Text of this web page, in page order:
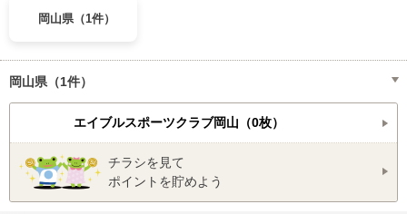
岡山県（1件）
岡山県（1件）
エイブルスポーツクラブ岡山（0枚）
チラシを見て
ポイントを貯めよう